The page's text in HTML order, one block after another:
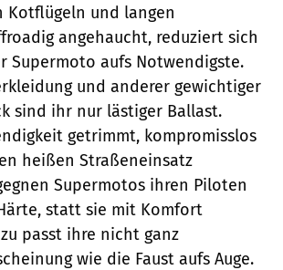
Kotflügeln und langen
angehaucht, reduziert sich
Supermoto aufs Notwendigste.
und anderer gewichtiger
sind ihr nur lästiger Ballast.
getrimmt, kompromisslos
heißen Straßeneinsatz
Supermotos ihren Piloten
statt sie mit Komfort
passt ihre nicht ganz
wie die Faust aufs Auge.